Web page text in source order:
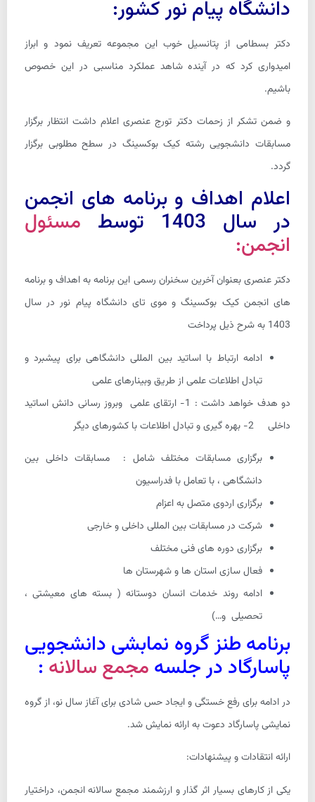
دانشگاه پیام نور کشور:
دکتر بسطامی از پتانسیل خوب این مجموعه تعریف نمود و ابراز
امیدواری کرد که در آینده شاهد عملکرد مناسبی در این خصوص
باشیم.
و ضمن تشکر از زحمات دکتر تورج عنصری اعلام داشت انتظار برگزار
مسابقات دانشجویی رشته کیک بوکسینگ در سطح مطلوبی برگزار
گردد.
اعلام اهداف و برنامه های انجمن
در سال 1403 توسط مسئول
انجمن:
دکتر عنصری بعنوان آخرین سخنران رسمی این برنامه به اهداف و برنامه
های انجمن کیک بوکسینگ و موی تای دانشگاه پیام نور در سال
1403 به شرح ذیل پرداخت
ادامه ارتباط با اساتید بین المللی دانشگاهی برای پیشبرد و
تبادل اطلاعات علمی از طریق وبینارهای علمی
دو هدف خواهد داشت : 1- ارتقای علمی وبروز رسانی دانش اساتید
داخلی 2- بهره گیری و تبادل اطلاعات با کشورهای دیگر
برگزاری مسابقات مختلف شامل : مسابقات داخلی بین
دانشگاهی ، با تعامل با فدراسیون
برگزاری اردوی متصل به اعزام
شرکت در مسابقات بین المللی داخلی و خارجی
برگزاری دوره های فنی مختلف
فعال سازی استان ها و شهرستان ها
ادامه روند خدمات انسان دوستانه ( بسته های معیشتی ،
تحصیلی و…)
برنامه طنز گروه نمابشی دانشجویی
پاسارگاد در جلسه مجمع سالانه :
در ادامه برای رفع خستگی و ایجاد حس شادی برای آغاز سال نو، از گروه
نمایشی پاسارگاد دعوت به ارائه نمایش شد.
ارائه انتقادات و پیشنهادات:
یکی از کارهای بسیار اثر گذار و ارزشمند مجمع سالانه انجمن، دراختیار